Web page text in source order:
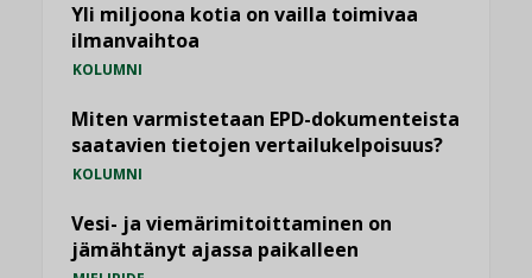
Yli miljoona kotia on vailla toimivaa
ilmanvaihtoa
KOLUMNI
Miten varmistetaan EPD-dokumenteista
saatavien tietojen vertailukelpoisuus?
KOLUMNI
Vesi- ja viemärimitoittaminen on
jämähtänyt ajassa paikalleen